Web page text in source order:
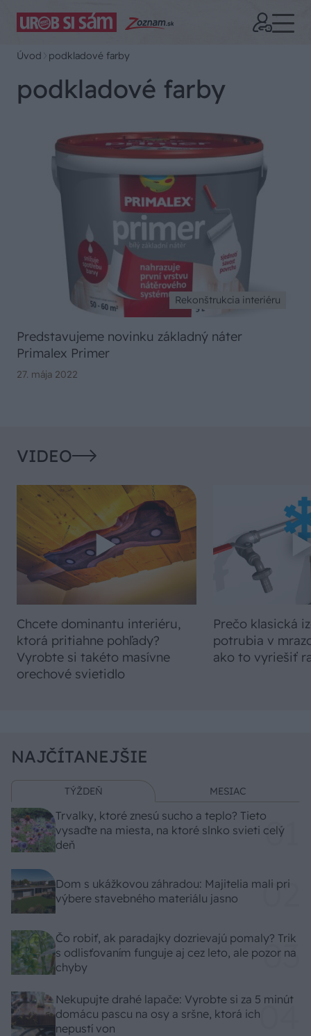
Úvod podkladové farby
podkladové farby
Rekonštrukcia interiéru
Predstavujeme novinku základný náter
Primalex Primer
27. mája 2022
VIDEO
Chcete dominantu interiéru,
ktorá pritiahne pohľady?
Vyrobte si takéto masívne
orechové svietidlo
Prečo klasická
potrubia v
ako to vyriešiť
NAJČÍTANEJŠIE
TÝŽDEŇ MESIAC
Trvalky, ktoré znesú sucho a teplo? Tieto
vysaďte na miesta, na ktoré slnko svieti celý
deň
Dom s ukážkovou záhradou: Majitelia mali pri
výbere stavebného materiálu jasno
Čo robiť, ak paradajky dozrievajú pomaly? Trik
s odlisťovaním funguje aj cez leto, ale pozor na
chyby
Nekupujte drahé lapače: Vyrobte si za 5 minút
domácu pascu na osy a sršne, ktorá ich
nepustí von